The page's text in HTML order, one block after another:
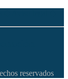
reservados